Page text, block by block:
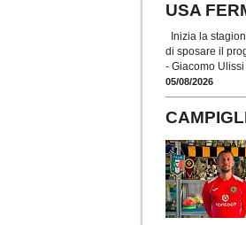
USA
Inizia la
di sposare il
- Giacomo
05/08/2026